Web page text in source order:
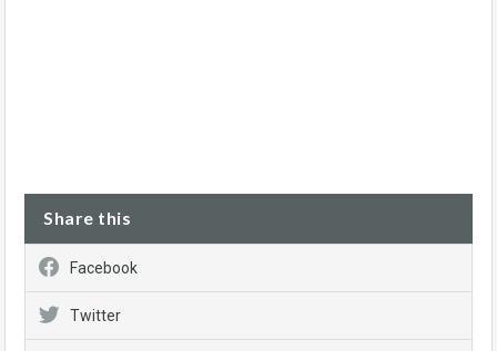
Share this
Facebook
Twitter